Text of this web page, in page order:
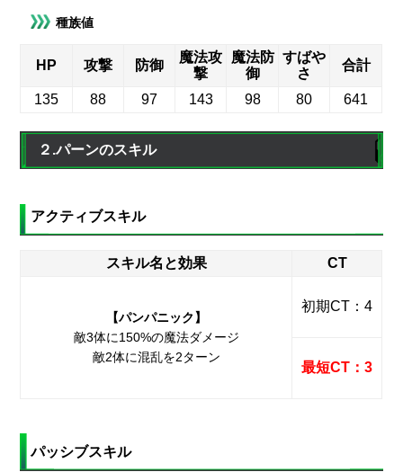
種族値
HP 攻撃 防御
魔法攻
撃
魔法防
御
すばや
さ
合計
135 88 97 143 98 80 641
２.パーンのスキル
アクティブスキル
スキル名と効果 CT
【パンパニック】
敵3体に150%の魔法ダメージ
敵2体に混乱を2ターン
初期CT：4
最短CT：3
パッシブスキル